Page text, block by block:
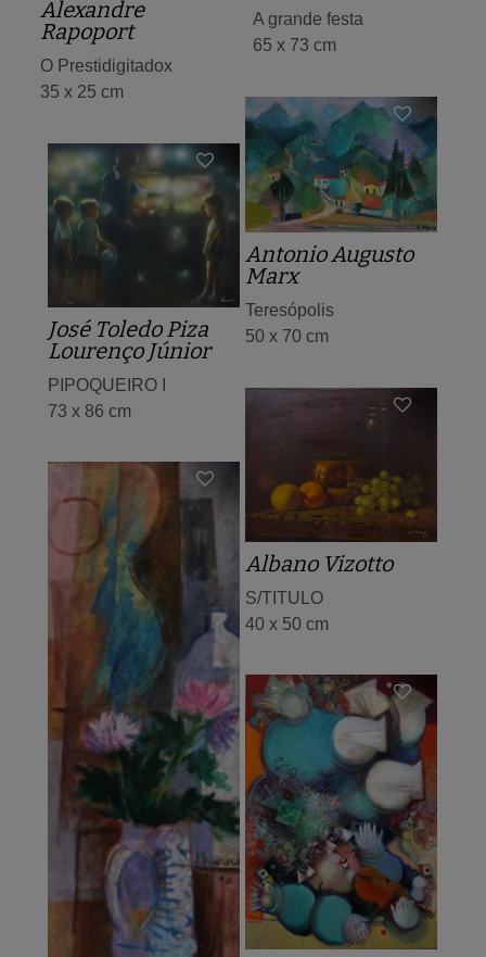
Alexandre
Rapoport
O Prestidigitadox
35 x 25 cm
A grande festa
65 x 73 cm
Antonio Augusto
Marx
Teresópolis
50 x 70 cm
José Toledo Piza
Lourenço Júnior
PIPOQUEIRO I
73 x 86 cm
Albano Vizotto
S/TITULO
40 x 50 cm